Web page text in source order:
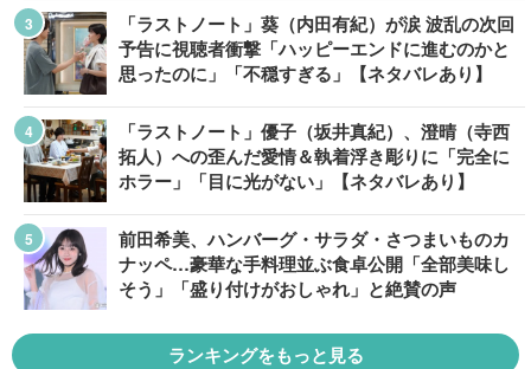
「ラストノート」葵（内田有紀）が涙 波乱の次回
予告に視聴者衝撃「ハッピーエンドに進むのかと
思ったのに」「不穏すぎる」【ネタバレあり】
「ラストノート」優子（坂井真紀）、澄晴（寺西
拓人）への歪んだ愛情＆執着浮き彫りに「完全に
ホラー」「目に光がない」【ネタバレあり】
前田希美、ハンバーグ・サラダ・さつまいものカ
ナッペ…豪華な手料理並ぶ食卓公開「全部美味し
そう」「盛り付けがおしゃれ」と絶賛の声
ランキングをもっと見る